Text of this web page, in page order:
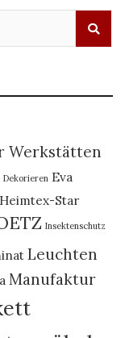
Werkstätten
Dekorieren Eva
Heimtex-Star
Insektenschutz
Leuchten
Manufaktur